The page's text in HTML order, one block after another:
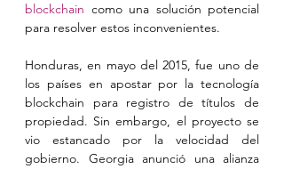
blockchain como una solución potencial
para resolver estos inconvenientes.
Honduras, en mayo del 2015, fue uno de
los países en apostar por la tecnología
blockchain para registro de títulos de
propiedad. Sin embargo, el proyecto se
vio estancado por la velocidad del
gobierno. Georgia anunció una alianza